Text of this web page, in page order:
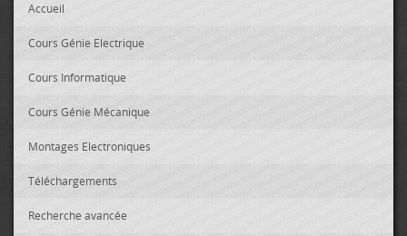
Accueil
Cours Génie Electrique
Cours Informatique
Cours Génie Mécanique
Montages Electroniques
Téléchargements
Recherche avancée